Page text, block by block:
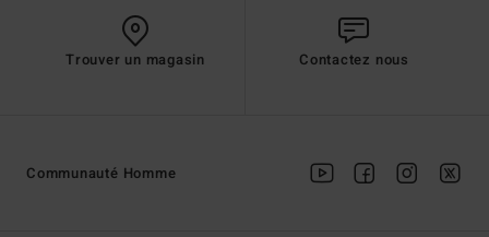
Trouver un magasin Contactez nous
Communauté Homme